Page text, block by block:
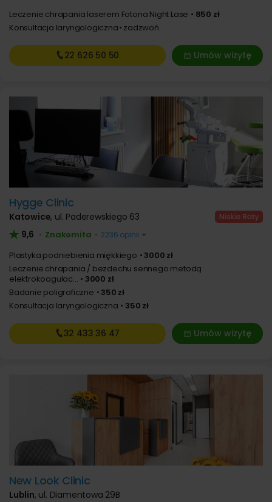
Leczenie chrapania laserem Fotona Night Lase
850 zł
Konsultacja laryngologiczna zadzwoń
Umów wizytę
22 626 50 50
Hygge Clinic
Katowice, ul. Paderewskiego 63
9,6 • Znakomita • 2236 opinii
Plastyka podniebienia miękkiego
3000 zł
Leczenie chrapania / bezdechu sennego metodą
elektrokoagulac...
3000 zł
Badanie poligraficzne
350 zł
Konsultacja laryngologiczna
350 zł
Umów wizytę
32 433 36 47
New Look Clinic
Lublin, ul. Diamentowa 29B